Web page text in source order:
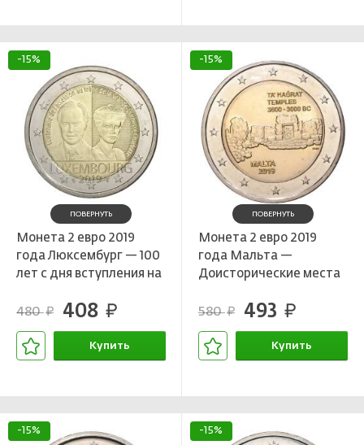
-15%
ПОВЕРНУТЬ
Монета 2 евро 2019
года Люксембург — 100
лет с дня вступления на
Герцогини Шарлотты
480руб. 408 руб.
Купить
-15%
ПОВЕРНУТЬ
Монета 2 евро 2019
года Мальта —
Доисторические места
Хаджрат
580руб. 493 руб.
Купить
-15% -15%